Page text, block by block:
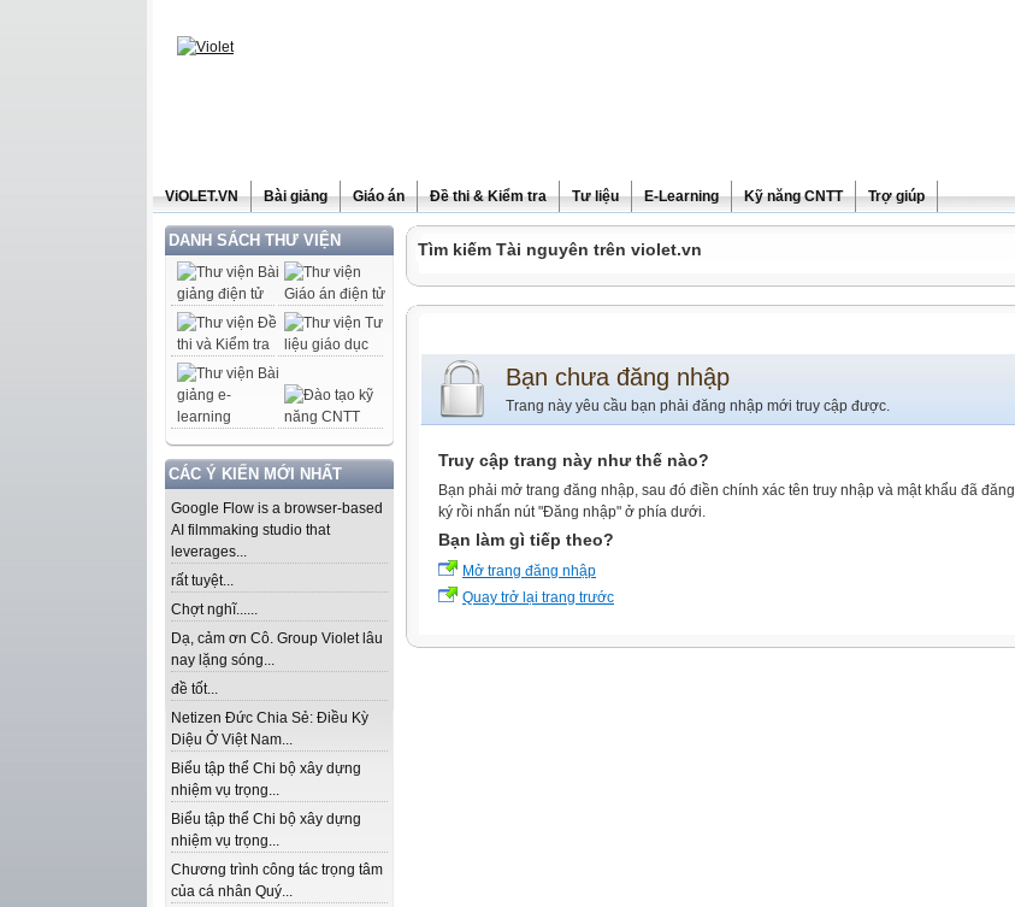
ViOLET.VN Bài giảng Giáo án Đề thi & Kiểm tra Tư liệu E-Learning Kỹ năng CNTT Trợ giúp
DANH SÁCH THƯ VIỆN
CÁC Ý KIẾN MỚI NHẤT
Google Flow is a browser-based
AI filmmaking studio that
leverages...
rất tuyệt...
Chợt nghĩ......
Dạ, cảm ơn Cô. Group Violet lâu
nay lặng sóng...
đề tốt...
Netizen Đức Chia Sẻ: Điều Kỳ
Diệu Ở Việt Nam...
Biểu tập thể Chi bộ xây dựng
nhiệm vụ trọng...
Biểu tập thể Chi bộ xây dựng
nhiệm vụ trọng...
Chương trình công tác trọng tâm
của cá nhân Quý...
Tìm kiếm Tài nguyên trên violet.vn
Bạn chưa đăng nhập
Trang này yêu cầu bạn phải đăng nhập mới truy cập được.
Truy cập trang này như thế nào?
Bạn phải mở trang đăng nhập, sau đó điền chính xác tên truy nhập và mật khẩu đã đăng
ký rồi nhấn nút "Đăng nhập" ở phía dưới.
Bạn làm gì tiếp theo?
Mở trang đăng nhập
Quay trở lại trang trước